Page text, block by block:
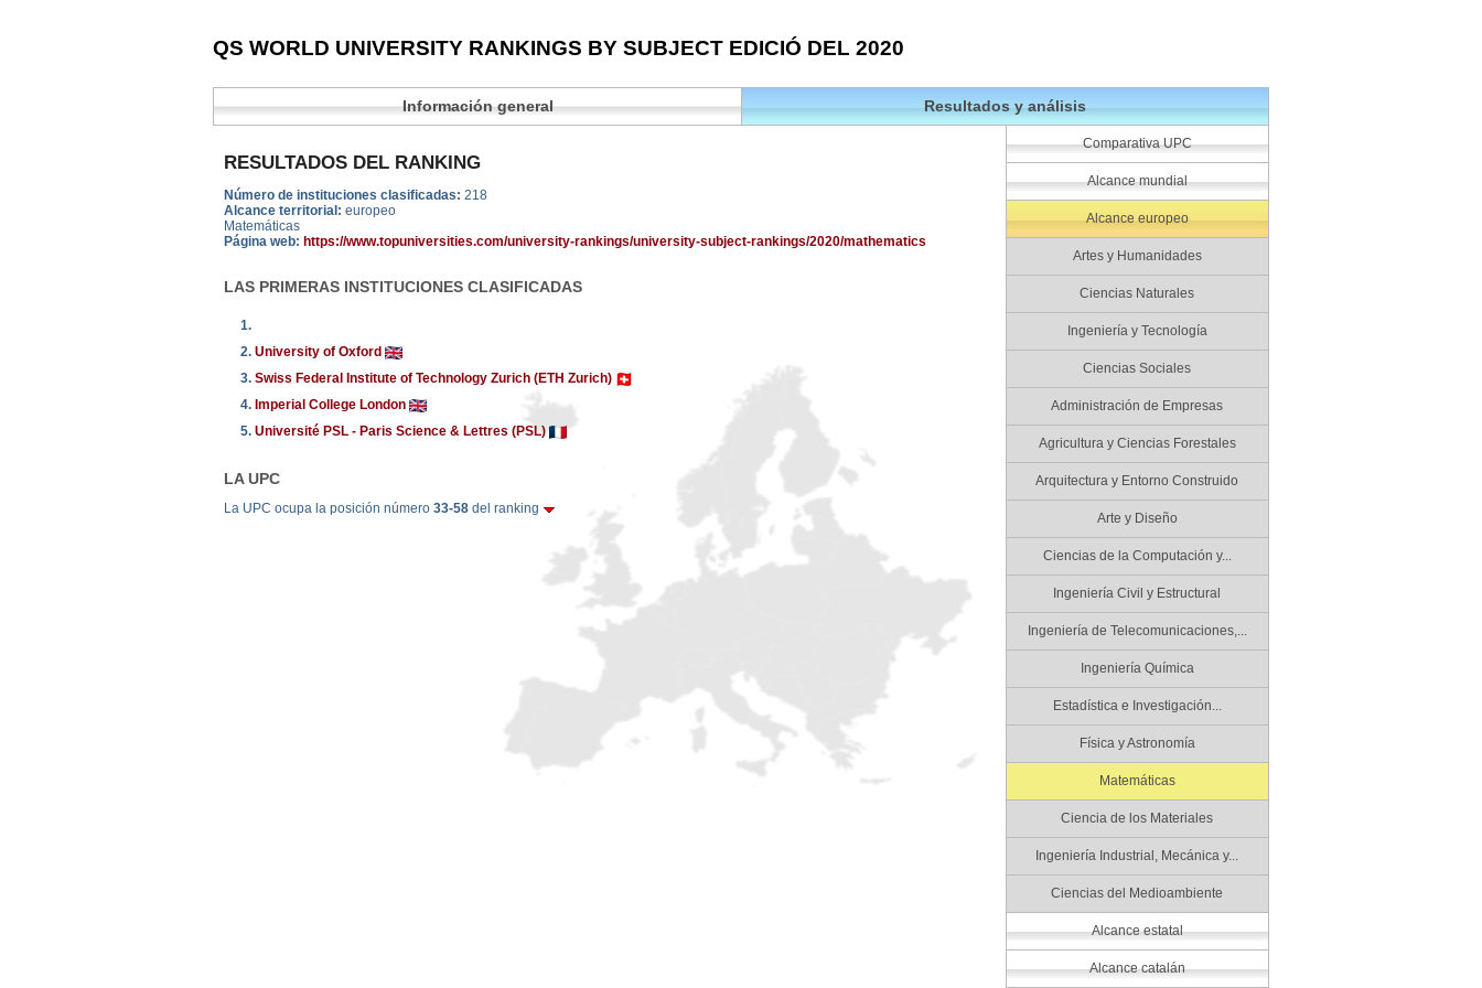
QS WORLD UNIVERSITY RANKINGS BY SUBJECT EDICIÓ DEL 2020
Información general Resultados y análisis
RESULTADOS DEL RANKING
Número de instituciones clasificadas: 218
Alcance territorial: europeo
Matemáticas
Página web: https://www.topuniversities.com/university-rankings/university-subject-rankings/2020/mathematics
LAS PRIMERAS INSTITUCIONES CLASIFICADAS
1.
2. University of Oxford
3. Swiss Federal Institute of Technology Zurich (ETH Zurich)
4. Imperial College London
5. Université PSL - Paris Science & Lettres (PSL)
LA UPC
La UPC ocupa la posición número 33-58 del ranking
Comparativa UPC
Alcance mundial
Alcance europeo
Artes y Humanidades
Ciencias Naturales
Ingeniería y Tecnología
Ciencias Sociales
Administración de Empresas
Agricultura y Ciencias Forestales
Arquitectura y Entorno Construido
Arte y Diseño
Ciencias de la Computación y...
Ingeniería Civil y Estructural
Ingeniería de Telecomunicaciones,...
Ingeniería Química
Estadística e Investigación...
Física y Astronomía
Matemáticas
Ciencia de los Materiales
Ingeniería Industrial, Mecánica y...
Ciencias del Medioambiente
Alcance estatal
Alcance catalán